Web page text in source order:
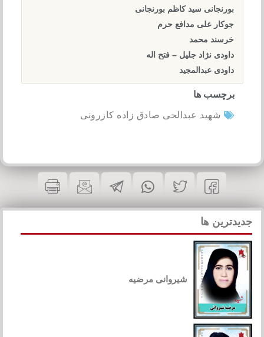
بورنجانی سید کاظم بورنجانی
جوکار علی مدافع حرم
خرسند محمد
داودی نژاد جلیل – فتح اله
داودی عبدالمجید
برچسب ها
شهید عبدالحی صادق زاده کازرونی
جدیدترین ها
شیروانی مرضیه